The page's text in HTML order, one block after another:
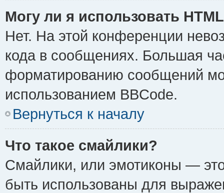
Могу ли я использовать
Нет. На этой конференции
кода в сообщениях. Большая
форматированию сообщений
использованием BBCode.
Вернуться к началу
Что такое смайлики?
Смайлики, или эмотиконы —
быть использованы для